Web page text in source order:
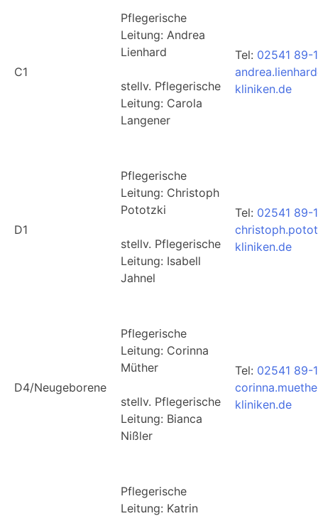
C1
Pflegerische
Leitung: Andrea
Lienhard
stellv. Pflegerische
Leitung: Carola
Langener
Tel: 02541 89-
kliniken.de
D1
Pflegerische
Leitung: Christoph
Pototzki
stellv. Pflegerische
Leitung: Isabell
Jahnel
Tel: 02541 89-
kliniken.de
D4/Neugeborene
Pflegerische
Leitung: Corinna
Müther
stellv. Pflegerische
Leitung: Bianca
Nißler
Tel: 02541 89-
kliniken.de
Pflegerische
Leitung: Katrin